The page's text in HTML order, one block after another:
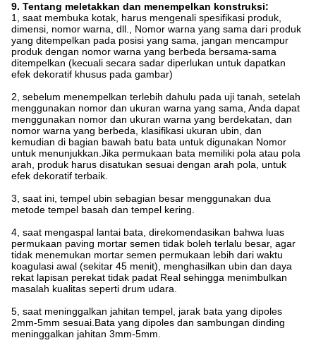
9. Tentang meletakkan dan menempelkan konstruksi:
1, saat membuka kotak, harus mengenali spesifikasi produk,
dimensi, nomor warna, dll., Nomor warna yang sama dari produk
yang ditempelkan pada posisi yang sama, jangan mencampur
produk dengan nomor warna yang berbeda bersama-sama
ditempelkan (kecuali secara sadar diperlukan untuk dapatkan
efek dekoratif khusus pada gambar)
2, sebelum menempelkan terlebih dahulu pada uji tanah, setelah
menggunakan nomor dan ukuran warna yang sama, Anda dapat
menggunakan nomor dan ukuran warna yang berdekatan, dan
nomor warna yang berbeda, klasifikasi ukuran ubin, dan
kemudian di bagian bawah batu bata untuk digunakan Nomor
untuk menunjukkan.Jika permukaan bata memiliki pola atau pola
arah, produk harus disatukan sesuai dengan arah pola, untuk
efek dekoratif terbaik.
3, saat ini, tempel ubin sebagian besar menggunakan dua
metode tempel basah dan tempel kering.
4, saat mengaspal lantai bata, direkomendasikan bahwa luas
permukaan paving mortar semen tidak boleh terlalu besar, agar
tidak menemukan mortar semen permukaan lebih dari waktu
koagulasi awal (sekitar 45 menit), menghasilkan ubin dan daya
rekat lapisan perekat tidak padat Real sehingga menimbulkan
masalah kualitas seperti drum udara.
5, saat meninggalkan jahitan tempel, jarak bata yang dipoles
2mm-5mm sesuai.Bata yang dipoles dan sambungan dinding
meninggalkan jahitan 3mm-5mm.